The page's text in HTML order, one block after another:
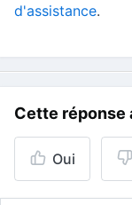
d'assistance.
Cette réponse
Oui